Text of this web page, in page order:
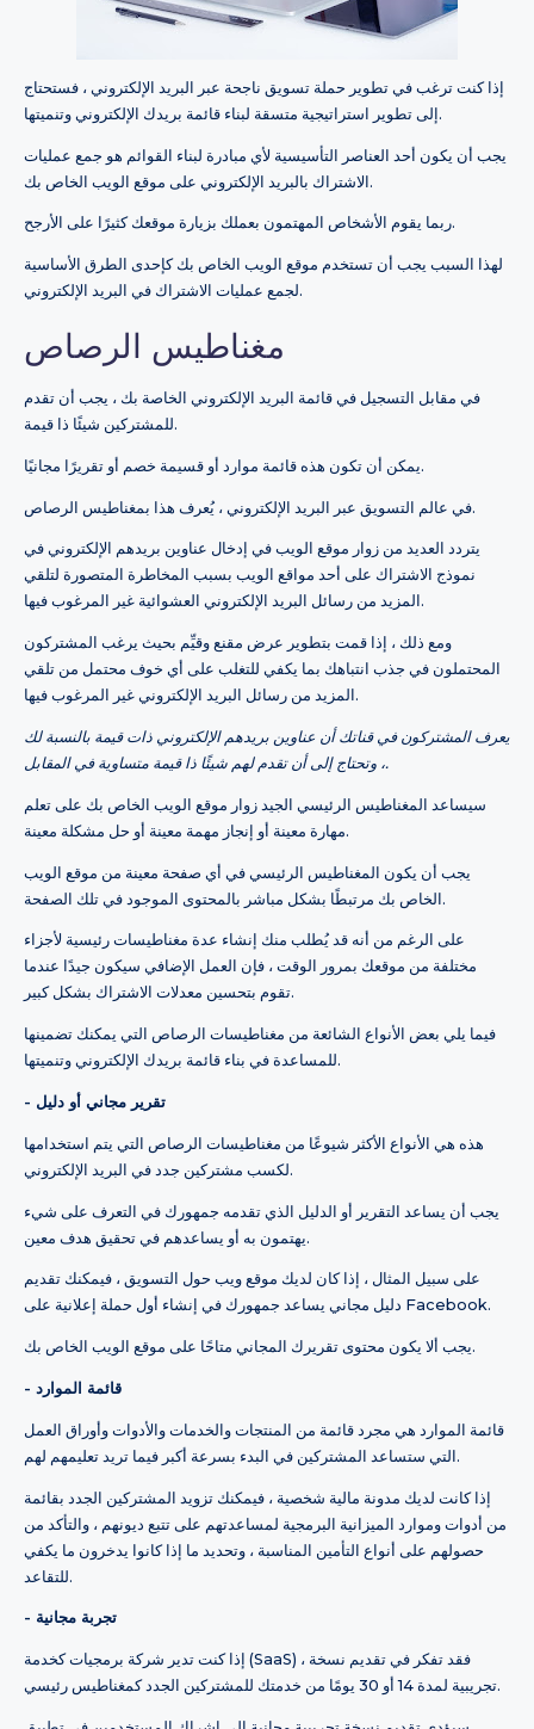
إذا كنت ترغب في تطوير حملة تسويق ناجحة عبر البريد الإلكتروني ، فستحتاج
إلى تطوير استراتيجية متسقة لبناء قائمة بريدك الإلكتروني وتنميتها.
يجب أن يكون أحد العناصر التأسيسية لأي مبادرة لبناء القوائم هو جمع عمليات
الاشتراك بالبريد الإلكتروني على موقع الويب الخاص بك.
ربما يقوم الأشخاص المهتمون بعملك بزيارة موقعك كثيرًا على الأرجح.
لهذا السبب يجب أن تستخدم موقع الويب الخاص بك كإحدى الطرق الأساسية
لجمع عمليات الاشتراك في البريد الإلكتروني.
مغناطيس الرصاص
في مقابل التسجيل في قائمة البريد الإلكتروني الخاصة بك ، يجب أن تقدم
للمشتركين شيئًا ذا قيمة.
يمكن أن تكون هذه قائمة موارد أو قسيمة خصم أو تقريرًا مجانيًا.
في عالم التسويق عبر البريد الإلكتروني ، يُعرف هذا بمغناطيس الرصاص.
يتردد العديد من زوار موقع الويب في إدخال عناوين بريدهم الإلكتروني في
نموذج الاشتراك على أحد مواقع الويب بسبب المخاطرة المتصورة لتلقي
المزيد من رسائل البريد الإلكتروني العشوائية غير المرغوب فيها.
ومع ذلك ، إذا قمت بتطوير عرض مقنع وقيِّم بحيث يرغب المشتركون
المحتملون في جذب انتباهك بما يكفي للتغلب على أي خوف محتمل من تلقي
المزيد من رسائل البريد الإلكتروني غير المرغوب فيها.
يعرف المشتركون في قناتك أن عناوين بريدهم الإلكتروني ذات قيمة بالنسبة لك
، وتحتاج إلى أن تقدم لهم شيئًا ذا قيمة متساوية في المقابل.
سيساعد المغناطيس الرئيسي الجيد زوار موقع الويب الخاص بك على تعلم
مهارة معينة أو إنجاز مهمة معينة أو حل مشكلة معينة.
يجب أن يكون المغناطيس الرئيسي في أي صفحة معينة من موقع الويب
الخاص بك مرتبطًا بشكل مباشر بالمحتوى الموجود في تلك الصفحة.
على الرغم من أنه قد يُطلب منك إنشاء عدة مغناطيسات رئيسية لأجزاء
مختلفة من موقعك بمرور الوقت ، فإن العمل الإضافي سيكون جيدًا عندما
تقوم بتحسين معدلات الاشتراك بشكل كبير.
فيما يلي بعض الأنواع الشائعة من مغناطيسات الرصاص التي يمكنك تضمينها
للمساعدة في بناء قائمة بريدك الإلكتروني وتنميتها.
- تقرير مجاني أو دليل
هذه هي الأنواع الأكثر شيوعًا من مغناطيسات الرصاص التي يتم استخدامها
لكسب مشتركين جدد في البريد الإلكتروني.
يجب أن يساعد التقرير أو الدليل الذي تقدمه جمهورك في التعرف على شيء
يهتمون به أو يساعدهم في تحقيق هدف معين.
على سبيل المثال ، إذا كان لديك موقع ويب حول التسويق ، فيمكنك تقديم
دليل مجاني يساعد جمهورك في إنشاء أول حملة إعلانية على Facebook.
يجب ألا يكون محتوى تقريرك المجاني متاحًا على موقع الويب الخاص بك.
- قائمة الموارد
قائمة الموارد هي مجرد قائمة من المنتجات والخدمات والأدوات وأوراق العمل
التي ستساعد المشتركين في البدء بسرعة أكبر فيما تريد تعليمهم لهم.
إذا كانت لديك مدونة مالية شخصية ، فيمكنك تزويد المشتركين الجدد بقائمة
من أدوات وموارد الميزانية البرمجية لمساعدتهم على تتبع ديونهم ، والتأكد من
حصولهم على أنواع التأمين المناسبة ، وتحديد ما إذا كانوا يدخرون ما يكفي
للتقاعد.
- تجربة مجانية
إذا كنت تدير شركة برمجيات كخدمة (SaaS) ، فقد تفكر في تقديم نسخة
تجريبية لمدة 14 أو 30 يومًا من خدمتك للمشتركين الجدد كمغناطيس رئيسي.